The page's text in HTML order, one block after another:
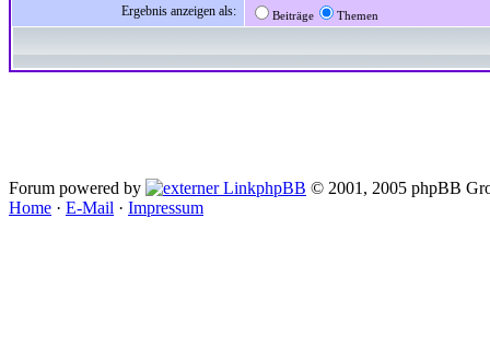
Ergebnis anzeigen als: Beiträge Themen
Forum powered by phpBB © 2001, 2005 phpBB
Home · E-Mail · Impressum